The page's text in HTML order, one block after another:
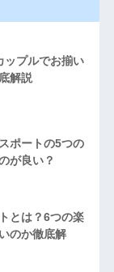
ップルでお揃い
解説
ポートの5つの
が良い？
とは？6つの楽
のか徹底解